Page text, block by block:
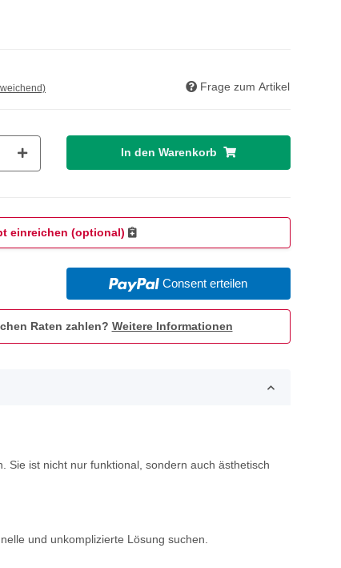
Frage zum Artikel
In den Warenkorb
einreichen (optional)
Consent erteilen
Raten zahlen? Weitere Informationen
Sie ist nicht nur funktional, sondern auch ästhetisch
und unkomplizierte Lösung suchen.